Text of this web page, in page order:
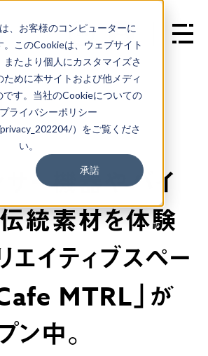
、お客様のコンピューターに
このCookieは、ウェブサイト
たより個人にカスタマイズさ
めに本サイトおよび他メディ
です。当社のCookieについての
ライバシーポリシー
）をご覧くださ
い。
承諾
EN
サー機器やバイ
統素材を体験
エイティブスペー
MTRL」が
ン中。